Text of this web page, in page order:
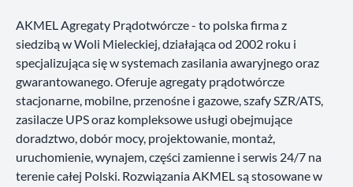
AKMEL Agregaty Prądotwórcze - to polska firma z
siedzibą w Woli Mieleckiej, działająca od 2002 roku i
specjalizująca się w systemach zasilania awaryjnego oraz
gwarantowanego. Oferuje agregaty prądotwórcze
stacjonarne, mobilne, przenośne i gazowe, szafy SZR/ATS,
zasilacze UPS oraz kompleksowe usługi obejmujące
doradztwo, dobór mocy, projektowanie, montaż,
uruchomienie, wynajem, części zamienne i serwis 24/7 na
terenie całej Polski. Rozwiązania AKMEL są stosowane w